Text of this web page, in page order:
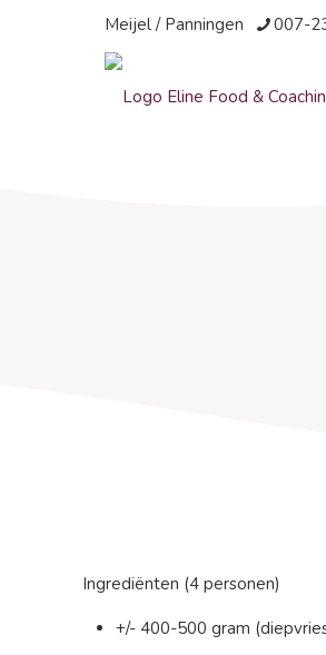
Meijel / Panningen 007-
Ingrediënten (4 personen)
+/- 400-500 gram